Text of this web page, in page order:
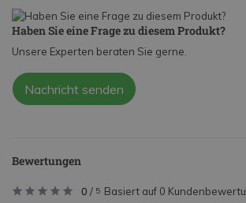
Haben Sie eine Frage zu diesem Produkt?
Unsere Experten beraten Sie gerne.
Nachricht senden
Bewertungen
0 / 5 Basiert auf 0